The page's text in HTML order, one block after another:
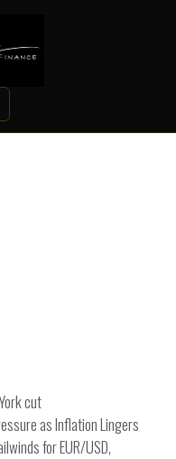
cut
as Inflation Lingers
for EUR/USD,